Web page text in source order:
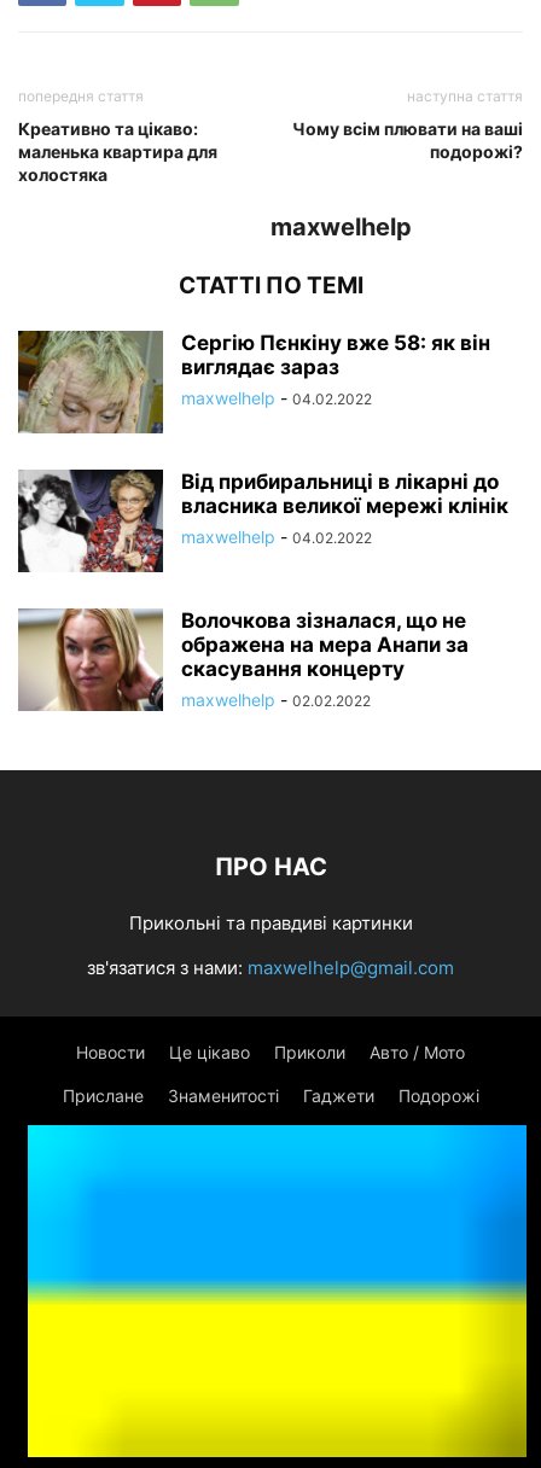
попередня стаття
Креативно та цікаво:
маленька квартира для
холостяка
наступна стаття
Чому всім плювати на ваші
подорожі?
maxwelhelp
СТАТТІ ПО ТЕМІ
Сергію Пєнкіну вже 58: як він
виглядає зараз
maxwelhelp - 04.02.2022
Від прибиральниці в лікарні до
власника великої мережі клінік
maxwelhelp - 04.02.2022
Волочкова зізналася, що не
ображена на мера Анапи за
скасування концерту
maxwelhelp - 02.02.2022
ПРО НАС
Прикольні та правдиві картинки
зв'язатися з нами: maxwelhelp@gmail.com
Новости Це цікаво Приколи Авто / Мото
Прислане Знаменитості Гаджети Подорожі